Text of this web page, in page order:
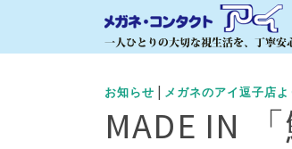
お知らせ | メガネのアイ逗子店
MADE IN